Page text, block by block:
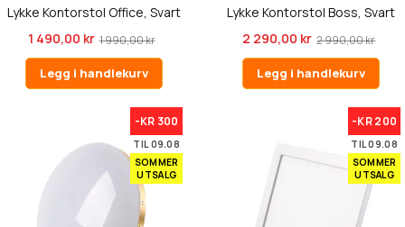
Lykke Kontorstol Office, Svart
1 490,00 kr 1 990,00 kr
Legg i handlekurv
Lykke Kontorstol Boss, Svart
2 290,00 kr 2 990,00 kr
Legg i handlekurv
-KR 300
TIL 09.08
SOMMER
UTSALG
-KR 200
TIL 09.08
SOMMER
UTSALG